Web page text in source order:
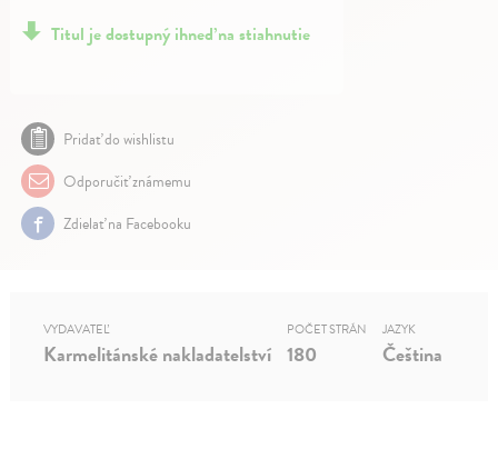
Titul je dostupný ihneď na stiahnutie
Pridať do wishlistu
Odporučiť známemu
Zdielať na Facebooku
VYDAVATEĽ
Karmelitánské nakladatelství
POČET STRÁN
180
JAZYK
Čeština